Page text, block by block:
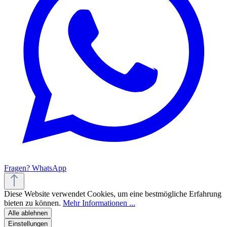
Fragen? WhatsApp
Diese Website verwendet Cookies, um eine bestmögliche Erfahrung
bieten zu können. Mehr Informationen ...
Alle ablehnen
Einstellungen